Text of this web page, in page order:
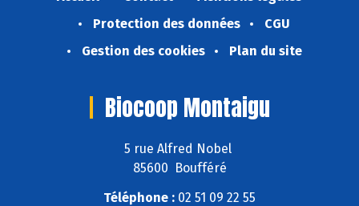
Protection des données
CGU
Gestion des cookies
Plan du site
Biocoop Montaigu
5 rue Alfred Nobel
85600 Boufféré
Téléphone : 02 51 09 22 55